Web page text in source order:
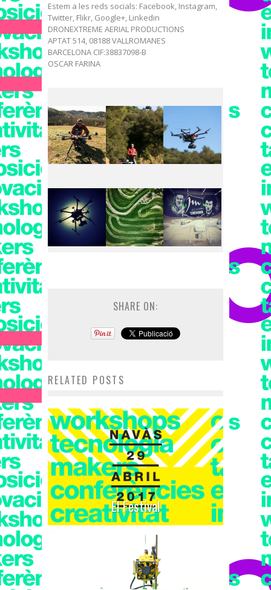
Estem a les reds socials: Facebook, Instagram,
Twitter, Flikr, Google+, Linkedin
DRONEXTREME AERIAL PRODUCTIONS
APTAT 514, 08188 VALLROMANES
BARCELONA CIF:38837098-B
OSCAR FARINA
SHARE ON:
RELATED POSTS
El Festival